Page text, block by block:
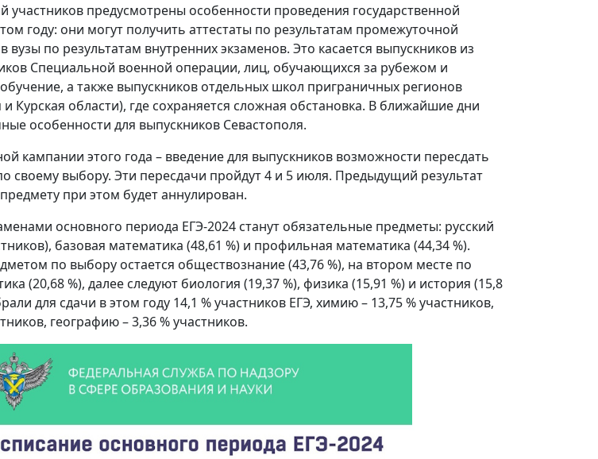
участников предусмотрены особенности проведения государственной
году: они могут получить аттестаты по результатам промежуточной
вузы по результатам внутренних экзаменов. Это касается выпускников из
Специальной военной операции, лиц, обучающихся за рубежом и
а также выпускников отдельных школ приграничных регионов
и Курская области), где сохраняется сложная обстановка. В ближайшие дни
особенности для выпускников Севастополя.
кампании этого года – введение для выпускников возможности пересдать
своему выбору. Эти пересдачи пройдут 4 и 5 июля. Предыдущий результат
при этом будет аннулирован.
основного периода ЕГЭ-2024 станут обязательные предметы: русский
базовая математика (48,61 %) и профильная математика (44,34 %).
по выбору остается обществознание (43,76 %), на втором месте по
(20,68 %), далее следуют биология (19,37 %), физика (15,91 %) и история (15,8
для сдачи в этом году 14,1 % участников ЕГЭ, химию – 13,75 % участников,
географию – 3,36 % участников.